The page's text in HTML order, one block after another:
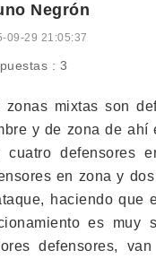
Negrón
09-29 21:05:37
: 3
zonas mixtas son
y de zona de ahí
cuatro defensores
en zona y
haciendo que
es muy
defensores,